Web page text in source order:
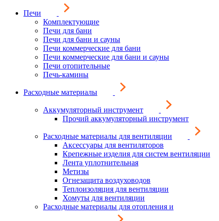
Печи
Комплектующие
Печи для бани
Печи для бани и сауны
Печи коммерческие для бани
Печи коммерческие для бани и сауны
Печи отопительные
Печь-камины
Расходные материалы
Аккумуляторный инструмент
Прочий аккумуляторный инструмент
Расходные материалы для вентиляции
Аксессуары для вентиляторов
Крепежные изделия для систем вентиляции
Лента уплотнительная
Метизы
Огнезащита воздуховодов
Теплоизоляция для вентиляции
Хомуты для вентиляции
Расходные материалы для отопления и